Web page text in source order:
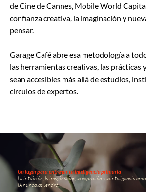
de Cine de Cannes, Mobile World
confianza creativa, la imaginación y
pensar.
Garage Café abre esa metodología a
las herramientas creativas, las prácticas
sean accesibles más allá de estudios,
círculos de expertos.
Un lugar para entrenar tu inteligencia primaria
La intuición, la imaginación, la expresión y la inteligencia
IA nunca las tendrá.